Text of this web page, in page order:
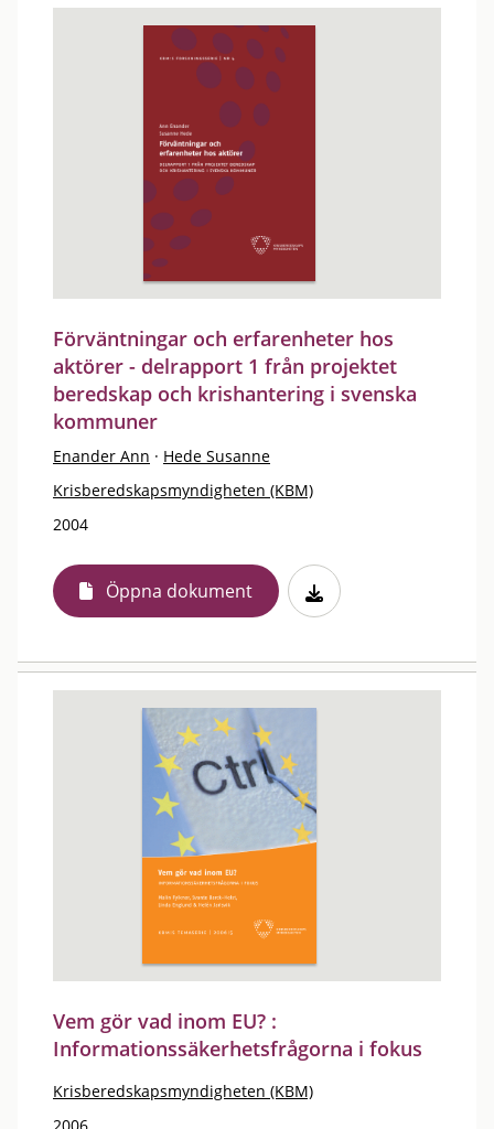
Förväntningar och erfarenheter hos
aktörer - delrapport 1 från projektet
beredskap och krishantering i svenska
kommuner
Enander Ann · Hede Susanne
Krisberedskapsmyndigheten (KBM)
2004
Öppna dokument
Vem gör vad inom EU? :
Informationssäkerhetsfrågorna i fokus
Krisberedskapsmyndigheten (KBM)